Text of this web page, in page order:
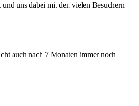
uns dabei mit den vielen Besuchern
auch nach 7 Monaten immer noch